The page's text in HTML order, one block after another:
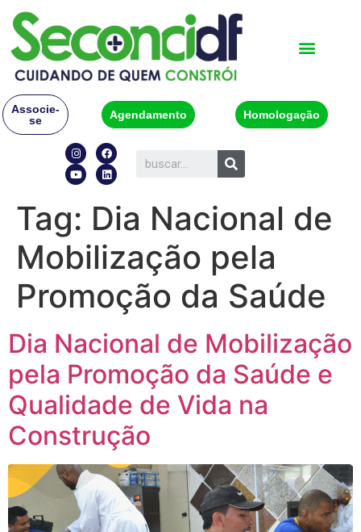
Associe-
se
Agendamento Homologação
Tag: Dia Nacional de
Mobilização pela
Promoção da Saúde
Dia Nacional de Mobilização
pela Promoção da Saúde e
Qualidade de Vida na
Construção